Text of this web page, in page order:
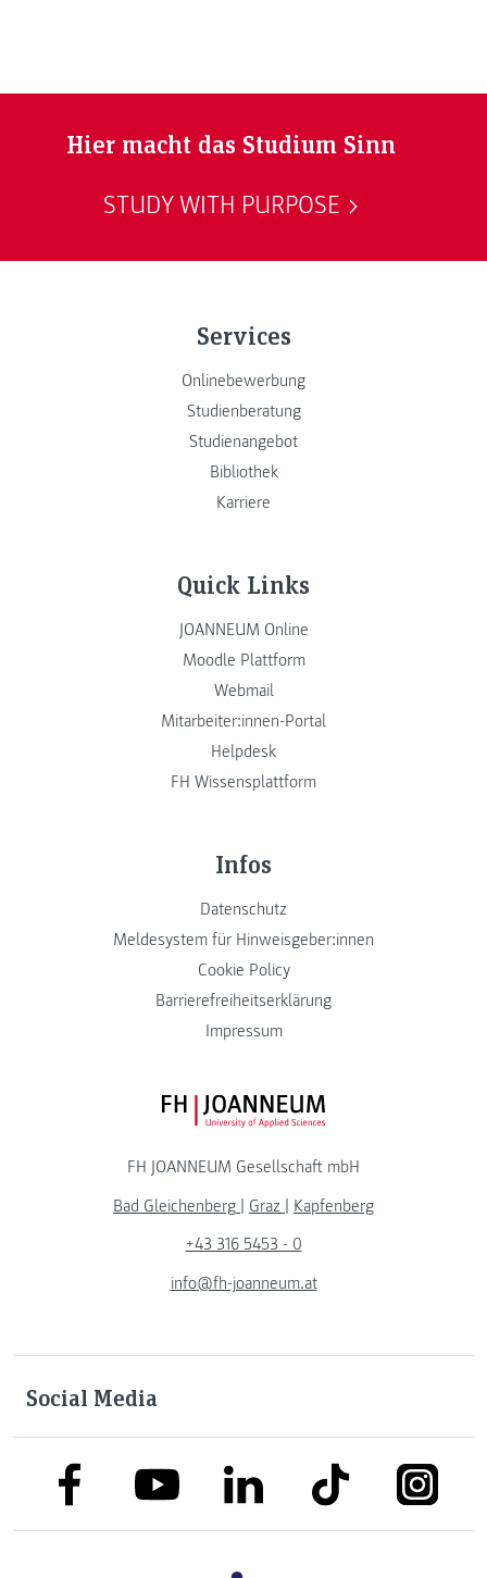
Hier macht das Studium Sinn
STUDY WITH PURPOSE
Services
Onlinebewerbung
Studienberatung
Studienangebot
Bibliothek
Karriere
Quick Links
JOANNEUM Online
Moodle Plattform
Webmail
Mitarbeiter:innen-Portal
Helpdesk
FH Wissensplattform
Infos
Datenschutz
Meldesystem für Hinweisgeber:innen
Cookie Policy
Barrierefreiheitserklärung
Impressum
FH JOANNEUM Logo
FH JOANNEUM Gesellschaft mbH
Bad Gleichenberg | Graz | Kapfenberg
+43 316 5453 - 0
info@fh-joanneum.at
Social Media
link to facebooklink to youtubelink to linkedinlink to tiktok link to